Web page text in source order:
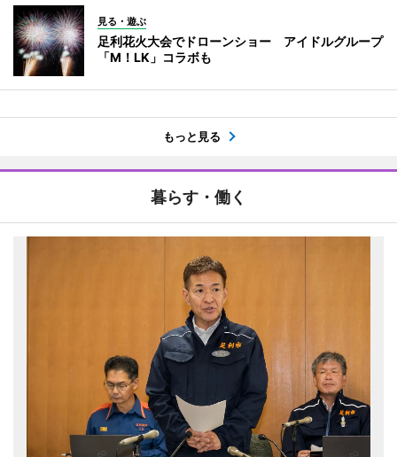
見る・遊ぶ
足利花火大会でドローンショー アイドルグループ
「M！LK」コラボも
もっと見る
暮らす・働く